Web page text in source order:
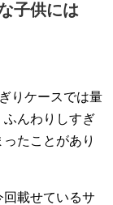
子供には
りケースでは量
ふんわりしすぎ
たことがあり
載せているサ